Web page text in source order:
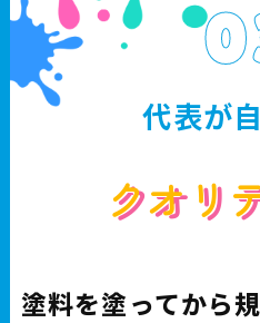
代表が
クオリ
塗料を塗ってから